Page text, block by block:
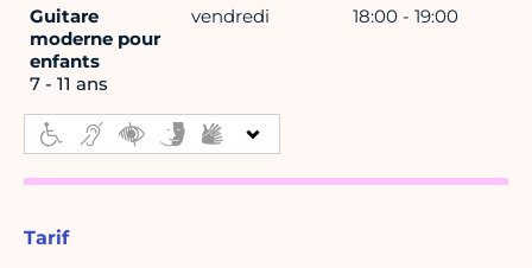
Guitare
moderne pour
enfants
7 - 11 ans
vendredi 18:00 - 19:00
Tarif